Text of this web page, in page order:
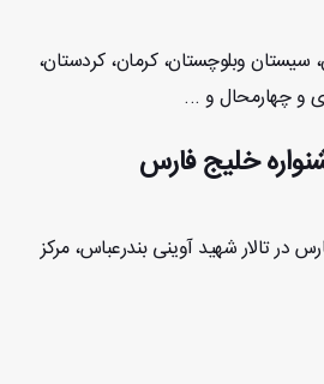
وبلوچستان، کرمان، کردستان،
و چهارمحال و ...
خلیج فارس
تالار شهید آوینی بندرعباس، مرکز